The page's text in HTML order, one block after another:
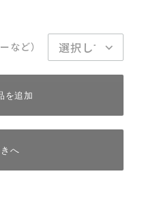
など）
を追加
へ